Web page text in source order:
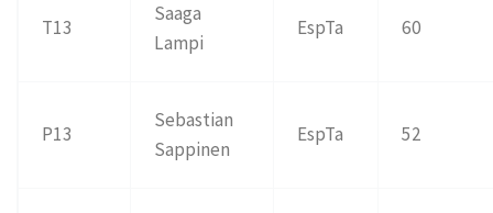
T13
Saaga
Lampi
EspTa 60
P13
Sebastian
Sappinen
EspTa 52